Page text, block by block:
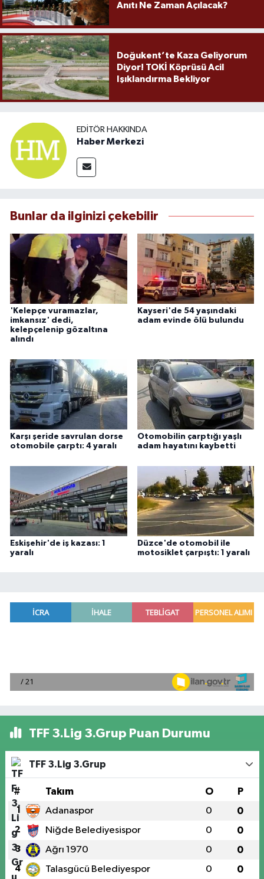
Anıtı Ne Zaman Açılacak?
Doğukent’te Kaza Geliyorum
Diyor! TOKİ Köprüsü Acil
Işıklandırma Bekliyor
EDITÖR HAKKINDA
Haber Merkezi
Bunlar da ilginizi çekebilir
'Kelepçe vuramazlar,
imkansız' dedi,
kelepçelenip gözaltına
alındı
Kayseri'de 54 yaşındaki
adam evinde ölü bulundu
Karşı şeride savrulan dorse
otomobile çarptı: 4 yaralı
Otomobilin çarptığı yaşlı
adam hayatını kaybetti
Eskişehir'de iş kazası: 1
yaralı
Düzce'de otomobil ile
motosiklet çarpıştı: 1 yaralı
TFF 3.Lig 3.Grup Puan Durumu
TFF 3.Lig 3.Grup
# Takım O P
1 Adanaspor 0 0
2 Niğde Belediyesispor 0 0
3 Ağrı 1970 0 0
4 Talasgücü Belediyespor 0 0